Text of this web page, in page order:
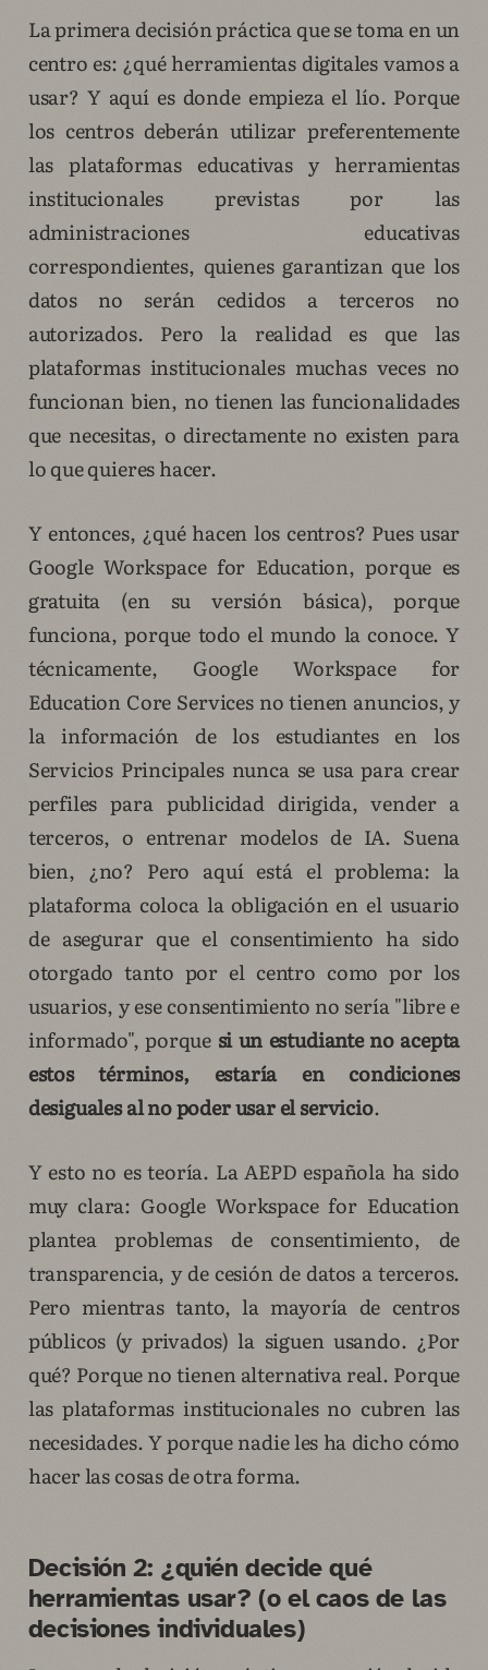
La primera decisión práctica que se toma en un
centro es: ¿qué herramientas digitales vamos a
usar? Y aquí es donde empieza el lío. Porque
los centros deberán utilizar preferentemente
las plataformas educativas y herramientas
institucionales previstas por las
administraciones educativas
correspondientes, quienes garantizan que los
datos no serán cedidos a terceros no
autorizados. Pero la realidad es que las
plataformas institucionales muchas veces no
funcionan bien, no tienen las funcionalidades
que necesitas, o directamente no existen para
lo que quieres hacer.
Y entonces, ¿qué hacen los centros? Pues usar
Google Workspace for Education, porque es
gratuita (en su versión básica), porque
funciona, porque todo el mundo la conoce. Y
técnicamente, Google Workspace for
Education Core Services no tienen anuncios, y
la información de los estudiantes en los
Servicios Principales nunca se usa para crear
perfiles para publicidad dirigida, vender a
terceros, o entrenar modelos de IA. Suena
bien, ¿no? Pero aquí está el problema: la
plataforma coloca la obligación en el usuario
de asegurar que el consentimiento ha sido
otorgado tanto por el centro como por los
usuarios, y ese consentimiento no sería "libre e
informado", porque si un estudiante no acepta
estos términos, estaría en condiciones
desiguales al no poder usar el servicio.
Y esto no es teoría. La AEPD española ha sido
muy clara: Google Workspace for Education
plantea problemas de consentimiento, de
transparencia, y de cesión de datos a terceros.
Pero mientras tanto, la mayoría de centros
públicos (y privados) la siguen usando. ¿Por
qué? Porque no tienen alternativa real. Porque
las plataformas institucionales no cubren las
necesidades. Y porque nadie les ha dicho cómo
hacer las cosas de otra forma.
Decisión 2: ¿quién decide qué
herramientas usar? (o el caos de las
decisiones individuales)